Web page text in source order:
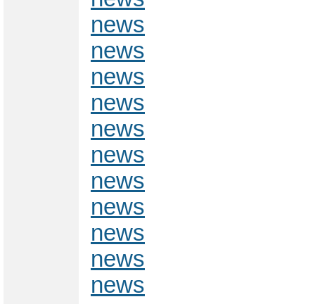
news
news
news
news
news
news
news
news
news
news
news